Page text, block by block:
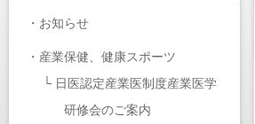
・ お知らせ
・ 産業保健、健康スポーツ
└ 日医認定産業医制度産業医学
研修会のご案内